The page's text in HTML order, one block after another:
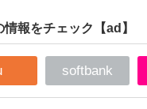
報をチェック 【ad】
softbank